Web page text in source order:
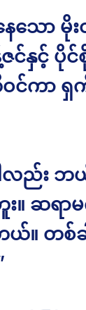
သော မို
နှင့် ပိုင်
ဝင်ကာ
လည်း ဘ
း။ ဆရာ
ယ်။ တစ်